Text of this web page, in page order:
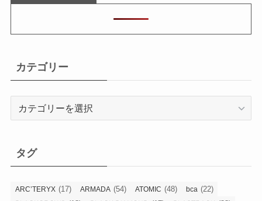
カテゴリー
ー
タグ
ARC’TERYX (17) ARMADA (54) ATOMIC (48) bca (22)